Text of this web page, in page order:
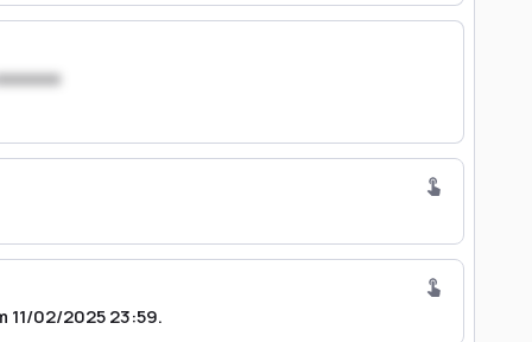
11/02/2025 23:59.